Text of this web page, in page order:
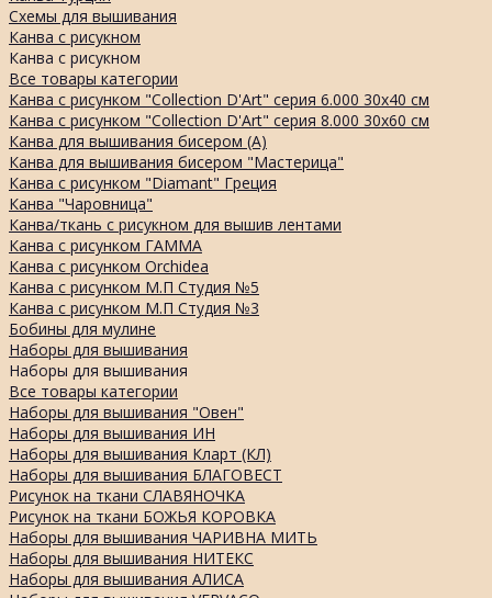
Схемы для вышивания
Канва с рисукном
Канва с рисукном
Все товары категории
Канва с рисунком "Collection D'Art" серия 6.000 30х40 см
Канва с рисунком "Collection D'Art" серия 8.000 30х60 см
Канва для вышивания бисером (А)
Канва для вышивания бисером "Мастерица"
Канва с рисунком "Diamant" Греция
Канва "Чаровница"
Канва/ткань с рисукном для вышив лентами
Канва с рисунком ГАММА
Канва с рисунком Orchidea
Канва с рисунком М.П Студия №5
Канва с рисунком М.П Студия №3
Бобины для мулине
Наборы для вышивания
Наборы для вышивания
Все товары категории
Наборы для вышивания "Овен"
Наборы для вышивания ИН
Наборы для вышивания Кларт (КЛ)
Наборы для вышивания БЛАГОВЕСТ
Рисунок на ткани СЛАВЯНОЧКА
Рисунок на ткани БОЖЬЯ КОРОВКА
Наборы для вышивания ЧАРИВНА МИТЬ
Наборы для вышивания НИТЕКС
Наборы для вышивания АЛИСА